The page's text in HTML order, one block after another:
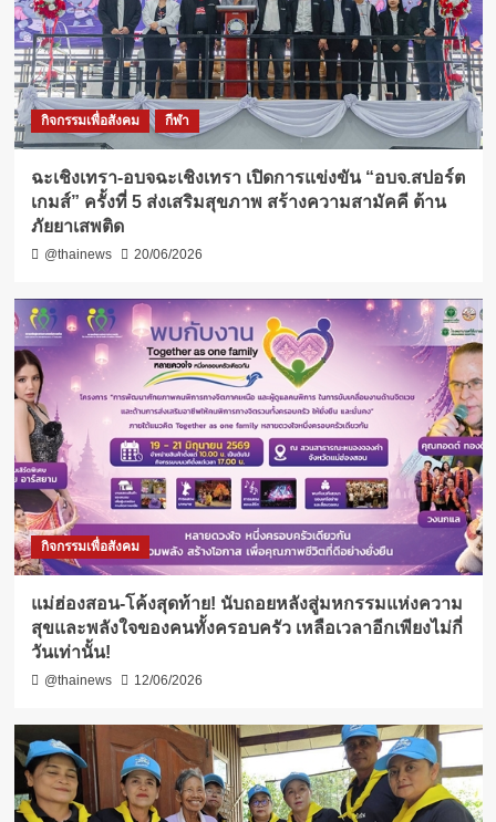
กิจกรรมเพื่อสังคม กีฬา
ฉะเชิงเทรา-อบจฉะเชิงเทรา เปิดการแข่งขัน “อบจ.สปอร์ต
เกมส์” ครั้งที่ 5 ส่งเสริมสุขภาพ สร้างความสามัคคี ต้าน
ภัยยาเสพติด
@thainews 20/06/2026
กิจกรรมเพื่อสังคม
แม่ฮ่องสอน-โค้งสุดท้าย! นับถอยหลังสู่มหกรรมแห่งความ
สุขและพลังใจของคนทั้งครอบครัว เหลือเวลาอีกเพียงไม่กี่
วันเท่านั้น!
@thainews 12/06/2026